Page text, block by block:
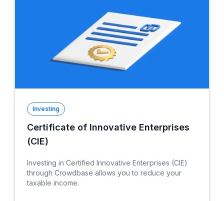
Investing
Certificate of Innovative Enterprises
(CIE)
Investing in Certified Innovative Enterprises (CIE)
through Crowdbase allows you to reduce your
taxable income.